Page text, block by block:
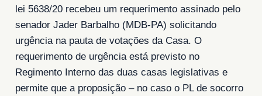
lei 5638/20 recebeu um requerimento assinado pelo
senador Jader Barbalho (MDB-PA) solicitando
urgência na pauta de votações da Casa. O
requerimento de urgência está previsto no
Regimento Interno das duas casas legislativas e
permite que a proposição – no caso o PL de socorro